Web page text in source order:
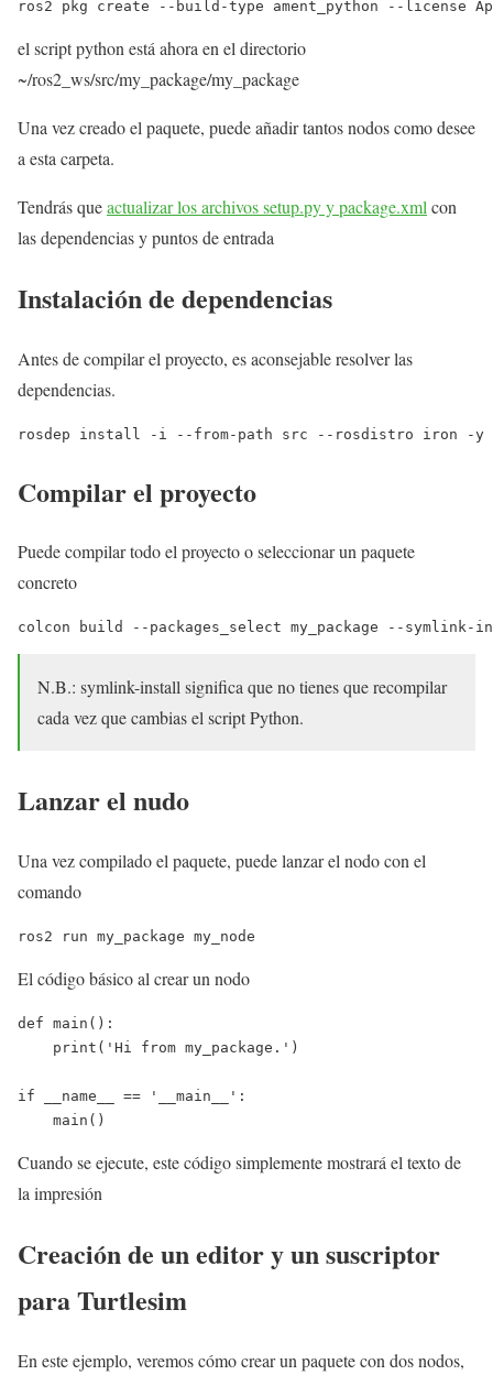
ros2 pkg create --build-type ament_python --license
el script python está ahora en el directorio
~/ros2_ws/src/my_package/my_package
Una vez creado el paquete, puede añadir tantos nodos como desee
a esta carpeta.
Tendrás queactualizar los archivos setup.py y package.xml con
las dependencias y puntos de entrada
Instalación de dependencias
Antes de compilar el proyecto, es aconsejable resolver las
dependencias.
rosdep install -i --from-path src --rosdistro iron -y
Compilar el proyecto
Puede compilar todo el proyecto o seleccionar un paquete
concreto
colcon build --packages_select my_package --symlink-
N.B.: symlink-install significa que no tienes que recompilar
cada vez que cambias el script Python.
Lanzar el nudo
Una vez compilado el paquete, puede lanzar el nodo con el
comando
ros2 run my_package my_node
El código básico al crear un nodo
def main():
    print('Hi from my_package.')
if __name__ == '__main__':
    main()
Cuando se ejecute, este código simplemente mostrará el texto de
la impresión
Creación de un editor y un suscriptor
para Turtlesim
En este ejemplo, veremos cómo crear un paquete con dos nodos,